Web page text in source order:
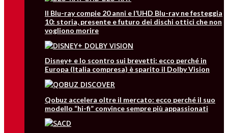
Il Blu-ray compie 20 anni e l’UHD Blu-ray ne festeggia
10: storia, presente e futuro dei dischi ottici che non
vogliono morire
Disney+ e lo scontro sui brevetti: ecco perché in
Europa (Italia compresa) è sparito il Dolby Vision
Qobuz accelera oltre il mercato: ecco perché il suo
modello “hi-fi” convince sempre più appassionati